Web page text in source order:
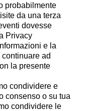
probabilmente
da una terza
dovesse
Privacy
e la
ad
la presente
condividere e
consenso o su tua
condividere le